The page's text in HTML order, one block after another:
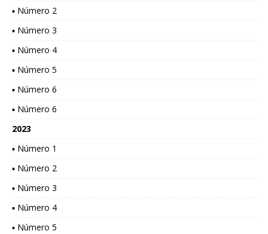
▪ Número 2
▪ Número 3
▪ Número 4
▪ Número 5
▪ Número 6
▪ Número 6
2023
▪ Número 1
▪ Número 2
▪ Número 3
▪ Número 4
▪ Número 5